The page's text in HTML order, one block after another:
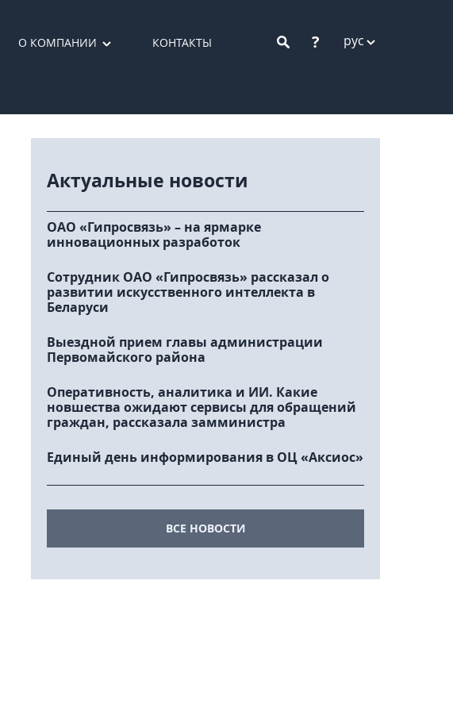
О КОМПАНИИ КОНТАКТЫ ? рус
Актуальные новости
ОАО «Гипросвязь» – на ярмарке
инновационных разработок
Сотрудник ОАО «Гипросвязь» рассказал о
развитии искусственного интеллекта в
Беларуси
Выездной прием главы администрации
Первомайского района
Оперативность, аналитика и ИИ. Какие
новшества ожидают сервисы для обращений
граждан, рассказала замминистра
Единый день информирования в ОЦ «Аксиос»
ВСЕ НОВОСТИ